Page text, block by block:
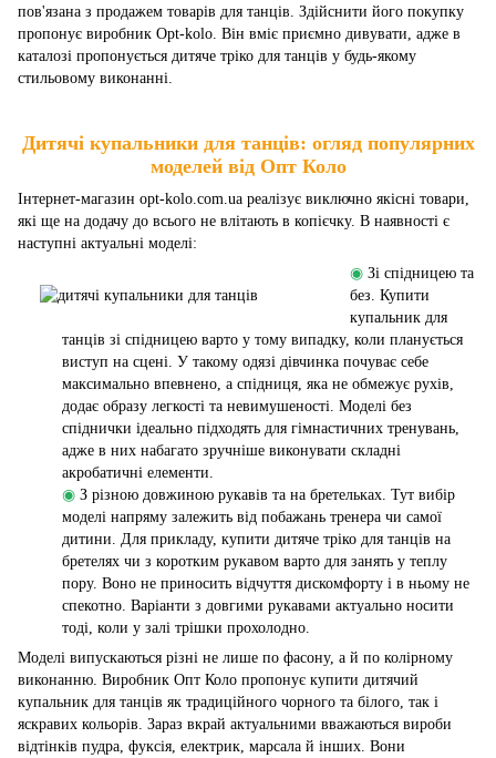
пов'язана з продажем товарів для танців. Здійснити його покупку
пропонує виробник Opt-kolo. Він вміє приємно дивувати, адже в
каталозі пропонується дитяче тріко для танців у будь-якому
стильовому виконанні.
Дитячі купальники для танців: огляд популярних
моделей від Опт Коло
Інтернет-магазин opt-kolo.com.ua реалізує виключно якісні товари,
які ще на додачу до всього не влітають в копієчку. В наявності є
наступні актуальні моделі:
◉ Зі спідницею та
без. Купити
купальник для
танців зі спідницею варто у тому випадку, коли планується
виступ на сцені. У такому одязі дівчинка почуває себе
максимально впевнено, а спідниця, яка не обмежує рухів,
додає образу легкості та невимушеності. Моделі без
спіднички ідеально підходять для гімнастичних тренувань,
адже в них набагато зручніше виконувати складні
акробатичні елементи.
◉ З різною довжиною рукавів та на бретельках. Тут вибір
моделі напряму залежить від побажань тренера чи самої
дитини. Для прикладу, купити дитяче тріко для танців на
бретелях чи з коротким рукавом варто для занять у теплу
пору. Воно не приносить відчуття дискомфорту і в ньому не
спекотно. Варіанти з довгими рукавами актуально носити
тоді, коли у залі трішки прохолодно.
Моделі випускаються різні не лише по фасону, а й по колірному
виконанню. Виробник Опт Коло пропонує купити дитячий
купальник для танців як традиційного чорного та білого, так і
яскравих кольорів. Зараз вкрай актуальними вважаються вироби
відтінків пудра, фуксія, електрик, марсала й інших. Вони